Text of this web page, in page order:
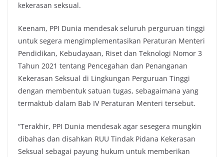
kekerasan seksual.
Keenam, PPI Dunia mendesak seluruh perguruan tinggi
untuk segera mengimplementasikan Peraturan Menteri
Pendidikan, Kebudayaan, Riset dan Teknologi Nomor 3
Tahun 2021 tentang Pencegahan dan Penanganan
Kekerasan Seksual di Lingkungan Perguruan Tinggi
dengan membentuk satuan tugas, sebagaimana yang
termaktub dalam Bab IV Peraturan Menteri tersebut.
“Terakhir, PPI Dunia mendesak agar sesegera mungkin
dibahas dan disahkan RUU Tindak Pidana Kekerasan
Seksual sebagai payung hukum untuk memberikan